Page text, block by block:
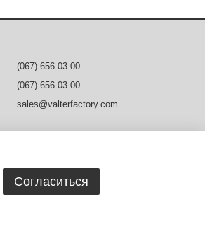
(067) 656 03 00
(067) 656 03 00
sales@valterfactory.com
Согласиться